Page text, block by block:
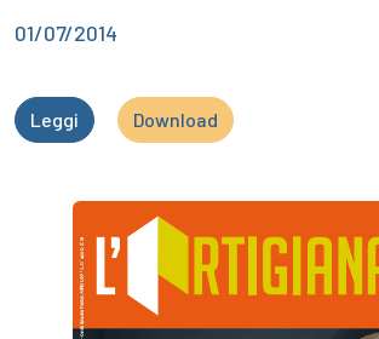
01/07/2014
Leggi Download